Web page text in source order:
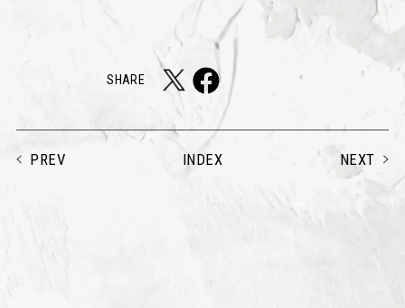
SHARE
PREV INDEX NEXT